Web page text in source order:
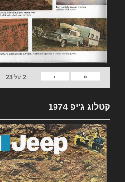
«
‹
2של23
קטלוג ג'יפ 1974